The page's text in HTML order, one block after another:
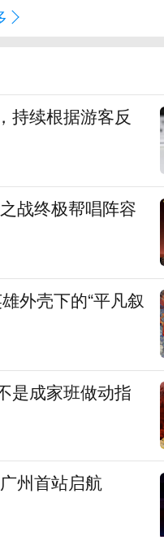
持续根据游客反
战终极帮唱阵容
外壳下的“平凡叙
是成家班做动指
州首站启航